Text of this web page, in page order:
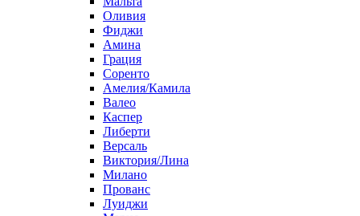
Оливия
Фиджи
Амина
Грация
Соренто
Амелия/Камила
Валео
Каспер
Либерти
Версаль
Виктория/Лина
Милано
Прованс
Луиджи